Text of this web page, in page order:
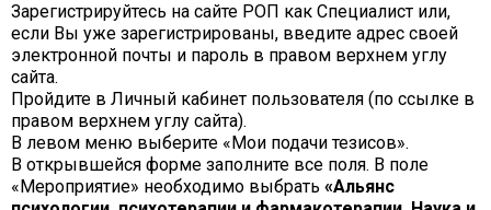
Зарегистрируйтесь на сайте РОП как Специалист или,
если Вы уже зарегистрированы, введите адрес своей
электронной почты и пароль в правом верхнем углу
сайта.
Пройдите в Личный кабинет пользователя (по ссылке в
правом верхнем углу сайта).
В левом меню выберите «Мои подачи тезисов».
В открывшейся форме заполните все поля. В поле
«Мероприятие» необходимо выбрать «Альянс